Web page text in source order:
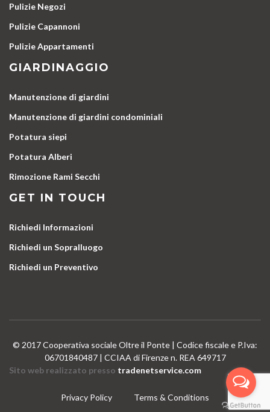
Pulizie Negozi
Pulizie Capannoni
Pulizie Appartamenti
GIARDINAGGIO
Manutenzione di giardini
Manutenzione di giardini condominiali
Potatura siepi
Potatura Alberi
Rimozione Rami Secchi
GET IN TOUCH
Richiedi Informazioni
Richiedi un Sopralluogo
Richiedi un Preventivo
© 2017 Cooperativa sociale Oltre il Ponte | Codice fiscale e P.Iva:
06701840487 | CCIAA di Firenze n. REA 649717
Sito web realizzato presso tradenetservice.com
Privacy Policy Terms & Conditions